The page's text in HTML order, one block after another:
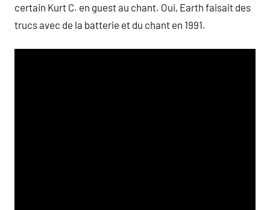
certain Kurt C. en guest au chant. Oui, Earth faisait des
trucs avec de la batterie et du chant en 1991.